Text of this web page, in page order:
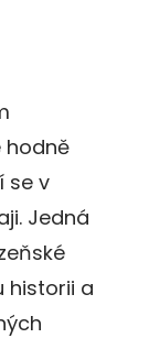
hodně
se v
Jedná
historii a